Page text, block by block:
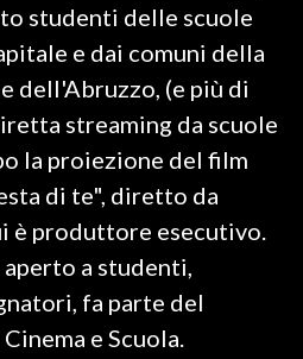
studenti delle scuole
e dai comuni della
dell'Abruzzo, (e più di
streaming da scuole
la proiezione del film
di te", diretto da
è produttore esecutivo.
a studenti,
fa parte del
e Scuola.